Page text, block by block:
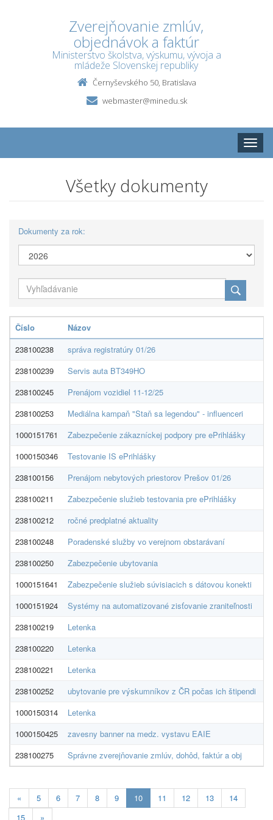
Zverejňovanie zmlúv,
objednávok a faktúr
Ministerstvo školstva, výskumu, vývoja a
mládeže Slovenskej republiky
Černyševského 50, Bratislava
webmaster@minedu.sk
Toggle
Všetky dokumenty
Dokumenty za rok:
Číslo Názov
238100238
správa registratúry 01/26
238100239
Servis auta BT349HO
238100245
Prenájom vozidiel 11-12/25
238100253
Mediálna kampaň "Staň sa legendou" - influenceri
1000151761
Zabezpečenie zákazníckej podpory pre ePrihlášky
1000150346
Testovanie IS ePrihlášky
238100156
Prenájom nebytových priestorov Prešov 01/26
238100211
Zabezpečenie služieb testovania pre ePrihlášky
238100212
ročné predplatné aktuality
238100248
Poradenské služby vo verejnom obstarávaní
238100250
Zabezpečenie ubytovania
1000151641
Zabezpečenie služieb súvisiacich s dátovou konekti
1000151924
Systémy na automatizované zisťovanie zraniteľnosti
238100219
Letenka
238100220
Letenka
238100221
Letenka
238100252
ubytovanie pre výskumníkov z ČR počas ich štipendi
1000150314
Letenka
1000150425
zavesny banner na medz. vystavu EAIE
238100275
Správne zverejňovanie zmlúv, dohôd, faktúr a obj
« 5 6 7 8 9 10Aktualna-
stranka
11 12 13
14
15
»